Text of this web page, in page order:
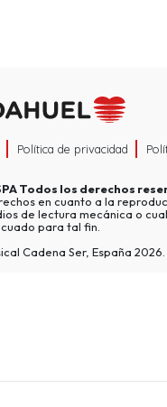
Política de privacidad
Todos los derechos
en cuanto a la
de lectura mecánica o
para tal fin.
Cadena Ser, España 2026.